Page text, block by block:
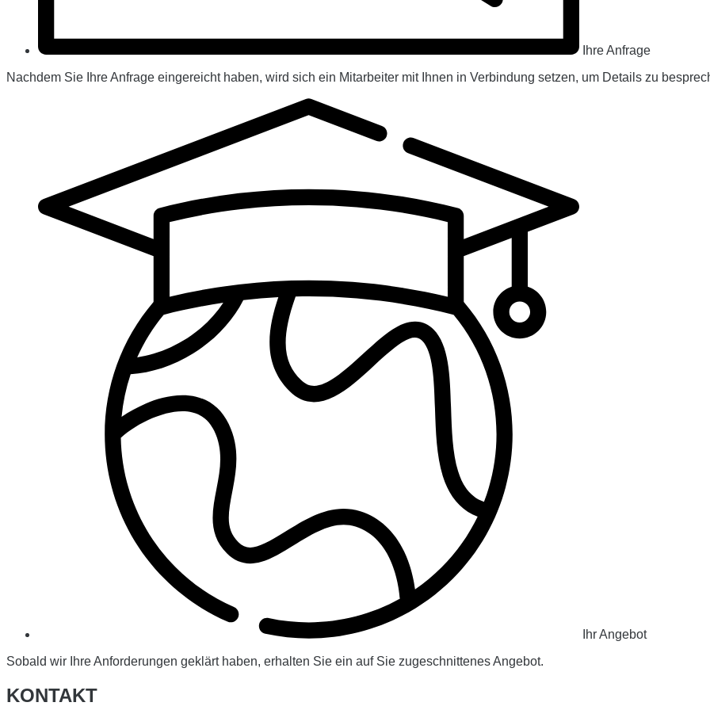
Ihre Anfrage
Nachdem Sie Ihre Anfrage eingereicht haben, wird sich ein Mitarbeiter mit Ihnen in Verbindung setzen, um Details zu
Ihr Angebot
Sobald wir Ihre Anforderungen geklärt haben, erhalten Sie ein auf Sie zugeschnittenes Angebot.
KONTAKT